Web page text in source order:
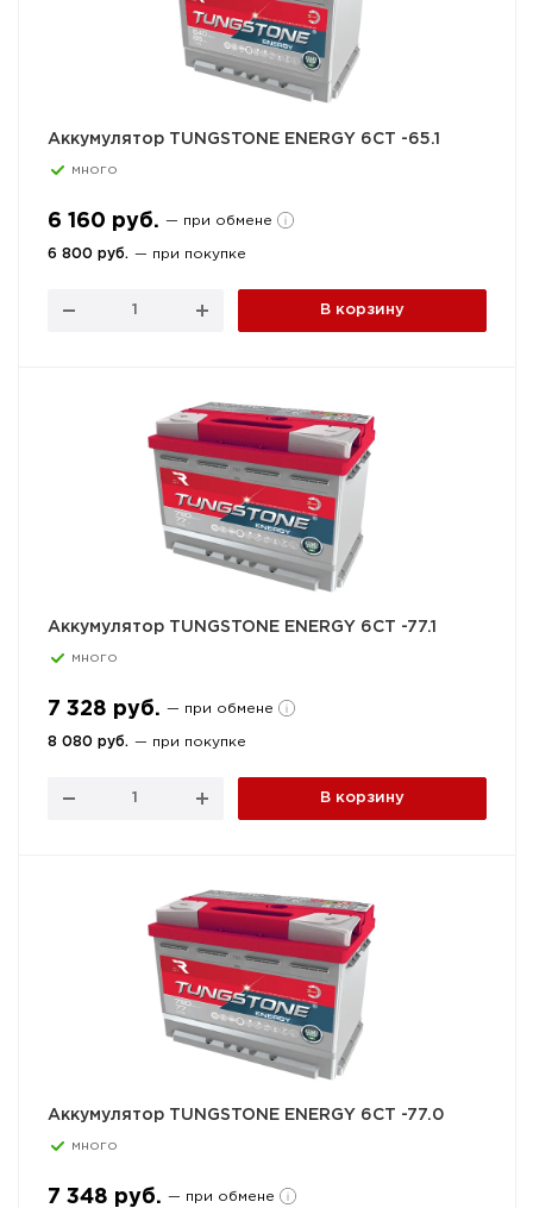
Аккумулятор TUNGSTONE ENERGY 6СТ -65.1
много
6 160 руб. — при обмене
6 800 руб. — при покупке
В корзину
Аккумулятор TUNGSTONE ENERGY 6СТ -77.1
много
7 328 руб. — при обмене
8 080 руб. — при покупке
В корзину
Аккумулятор TUNGSTONE ENERGY 6СТ -77.0
много
7 348 руб. — при обмене